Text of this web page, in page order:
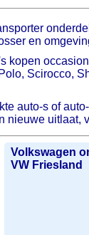
en
Scirocco,
auto-s of
uitlaat,
Volkswagen
VW Friesland